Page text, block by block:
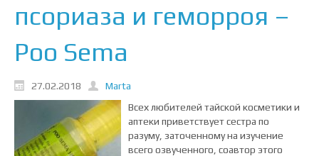
псориаза и геморроя –
Poo Sema
27.02.2018
Marta
Всех любителей тайской косметики и
аптеки приветствует сестра по
разуму, заточенному на изучение
всего озвученного, соавтор этого